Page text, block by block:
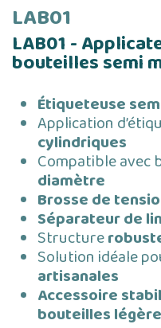
LAB01
LAB01 -
bouteilles semi
Étiqueteuse
Application
cylindriques
Compatible avec
diamètre
Brosse de
Séparateur de
Structure
Solution idéale
artisanales
Accessoire
bouteilles